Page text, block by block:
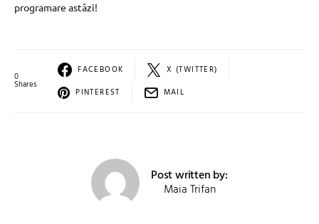
programare astăzi!
0
Shares
FACEBOOK
X (TWITTER)
PINTEREST
MAIL
Post written by:
Maia Trifan